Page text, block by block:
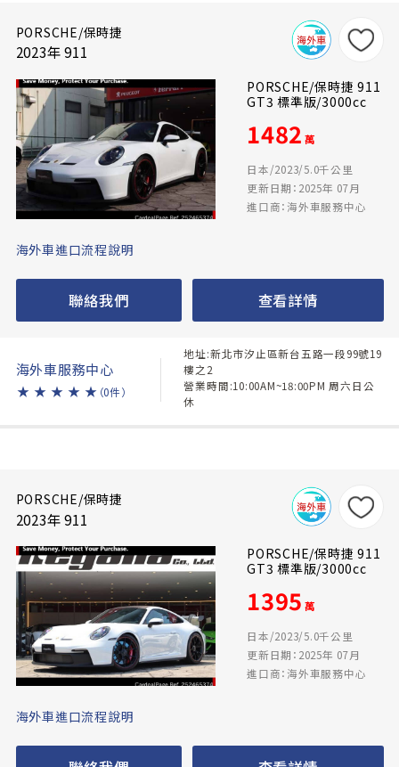
PORSCHE/保時捷
2023年 911
PORSCHE/保時捷 911
GT3 標準版/3000cc
1482 萬
日本/2023/5.0千公里
更新日期：2025年 07月
進口商：海外車服務中心
海外車進口流程說明
聯絡我們 查看詳情
海外車服務中心
★ ★ ★ ★ ★ （0件）
地址:新北市汐止區新台五路一段99號19
樓之2
營業時間:10:00AM~18:00PM 周六日公
休
PORSCHE/保時捷
2023年 911
PORSCHE/保時捷 911
GT3 標準版/3000cc
1395 萬
日本/2023/5.0千公里
更新日期：2025年 07月
進口商：海外車服務中心
海外車進口流程說明